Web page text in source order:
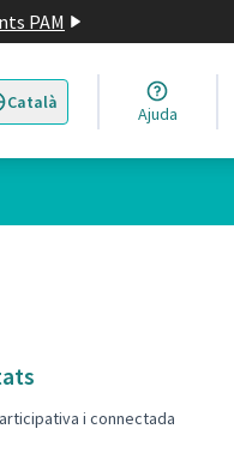
PAM
Català
la llengua Elegir el idioma
Ajuda
i connectada